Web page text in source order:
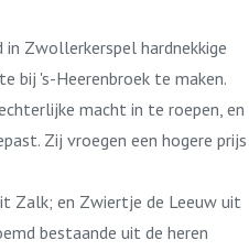
in Zwollerkerspel hardnekkige
bij 's-Heerenbroek te maken.
macht in te roepen, en
Zij vroegen een hogere prijs
Zalk; en Zwiertje de Leeuw uit
bestaande uit de heren